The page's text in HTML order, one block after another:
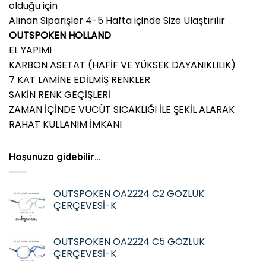
olduğu için
Alınan Siparişler 4-5 Hafta içinde Size Ulaştırılır
OUTSPOKEN HOLLAND
EL YAPIMI
KARBON ASETAT (HAFİF VE YÜKSEK DAYANIKLILIK)
7 KAT LAMİNE EDİLMİŞ RENKLER
SAKİN RENK GEÇİŞLERİ
ZAMAN İÇİNDE VUCÜT SICAKLIĞI İLE ŞEKİL ALARAK
RAHAT KULLANIM İMKANI
Hoşunuza gidebilir…
OUTSPOKEN OA2224 C2 GÖZLÜK
ÇERÇEVESİ-K
OUTSPOKEN OA2224 C5 GÖZLÜK
ÇERÇEVESİ-K